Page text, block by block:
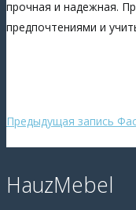
прочная и надежная.
предпочтениями и
Предыдущая запись
HauzMebel